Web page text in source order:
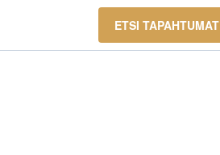
ETSI TAPAHTUMAT